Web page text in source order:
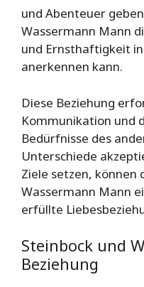
und Abenteuer
Wassermann Mann
und Ernsthaftigkeit
anerkennen kann.
Diese Beziehung
Kommunikation und
Bedürfnisse des
Unterschiede
Ziele setzen, können
Wassermann Mann
erfüllte
Steinbock und
Beziehung